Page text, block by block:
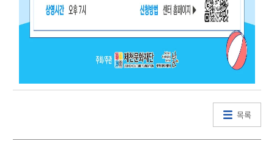
목록